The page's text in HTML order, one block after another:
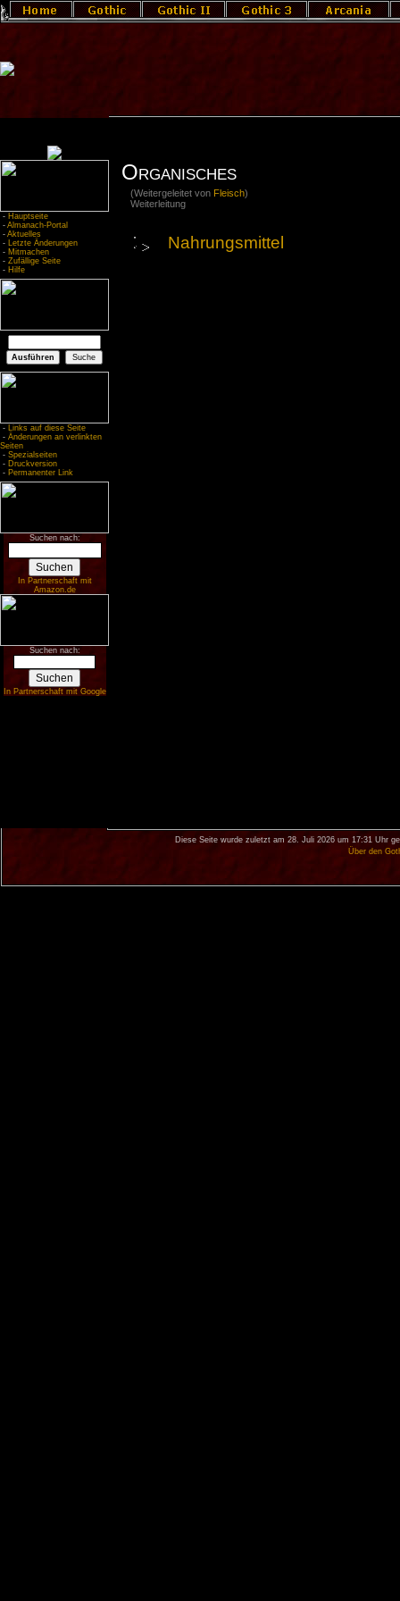
- Hauptseite
- Almanach-Portal
- Aktuelles
- Letzte Änderungen
- Mitmachen
- Zufällige Seite
- Hilfe
- Links auf diese Seite
- Änderungen an verlinkten
Seiten
- Spezialseiten
- Druckversion
- Permanenter Link
Suchen nach:
In Partnerschaft mit
Amazon.de
Suchen nach:
In Partnerschaft mit Google
Organisches
(Weitergeleitet von Fleisch)
Weiterleitung
Nahrungsmittel
Diese Seite wurde zuletzt am 28. Juli 2026 um 17:31 Uhr
Über den